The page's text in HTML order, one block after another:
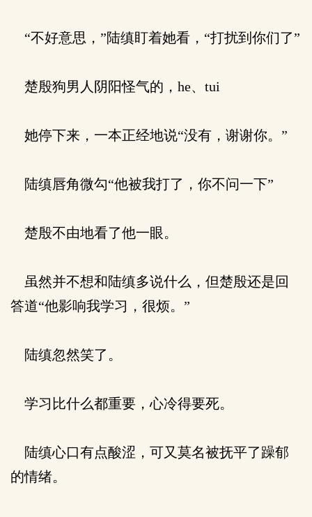
“不好意思，”陆缜盯着她看，“打扰到你们了”
楚殷狗男人阴阳怪气的，he、tui
她停下来，一本正经地说“没有，谢谢你。”
陆缜唇角微勾“他被我打了，你不问一下”
楚殷不由地看了他一眼。
虽然并不想和陆缜多说什么，但楚殷还是回
答道“他影响我学习，很烦。”
陆缜忽然笑了。
学习比什么都重要，心冷得要死。
陆缜心口有点酸涩，可又莫名被抚平了躁郁
的情绪。